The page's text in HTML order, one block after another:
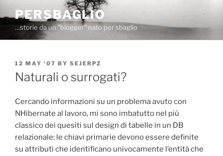
to
content
PERSBAGLIO
…storie da un "blogger" nato per sbaglio
POSTED
ON
12 MAY ’07 BY SEJERPZ
Naturali o surrogati?
Cercando informazioni su un problema avuto con
NHibernate al lavoro, mi sono imbatutto nel più
classico dei quesiti sul design di tabelle in un DB
relazionale: le chiavi primarie devono essere definite
su attributi che identificano univocamente l’entità che